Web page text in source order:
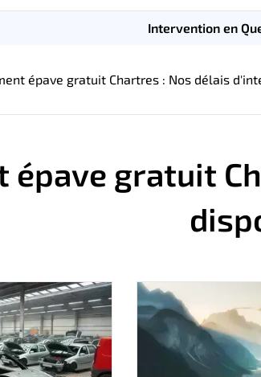
Intervention en
épave gratuit Chartres : Nos délais
épave gratuit